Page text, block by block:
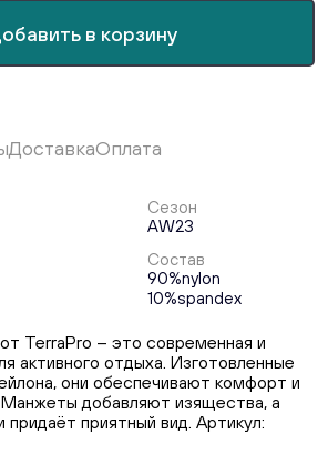
в корзину
ДоставкаОплата
Сезон
AW23
Состав
90%nylon
10%spandex
TerraPro – это современная и
активного отдыха. Изготовленные
они обеспечивают комфорт и
добавляют изящества, а
придаёт приятный вид. Артикул: